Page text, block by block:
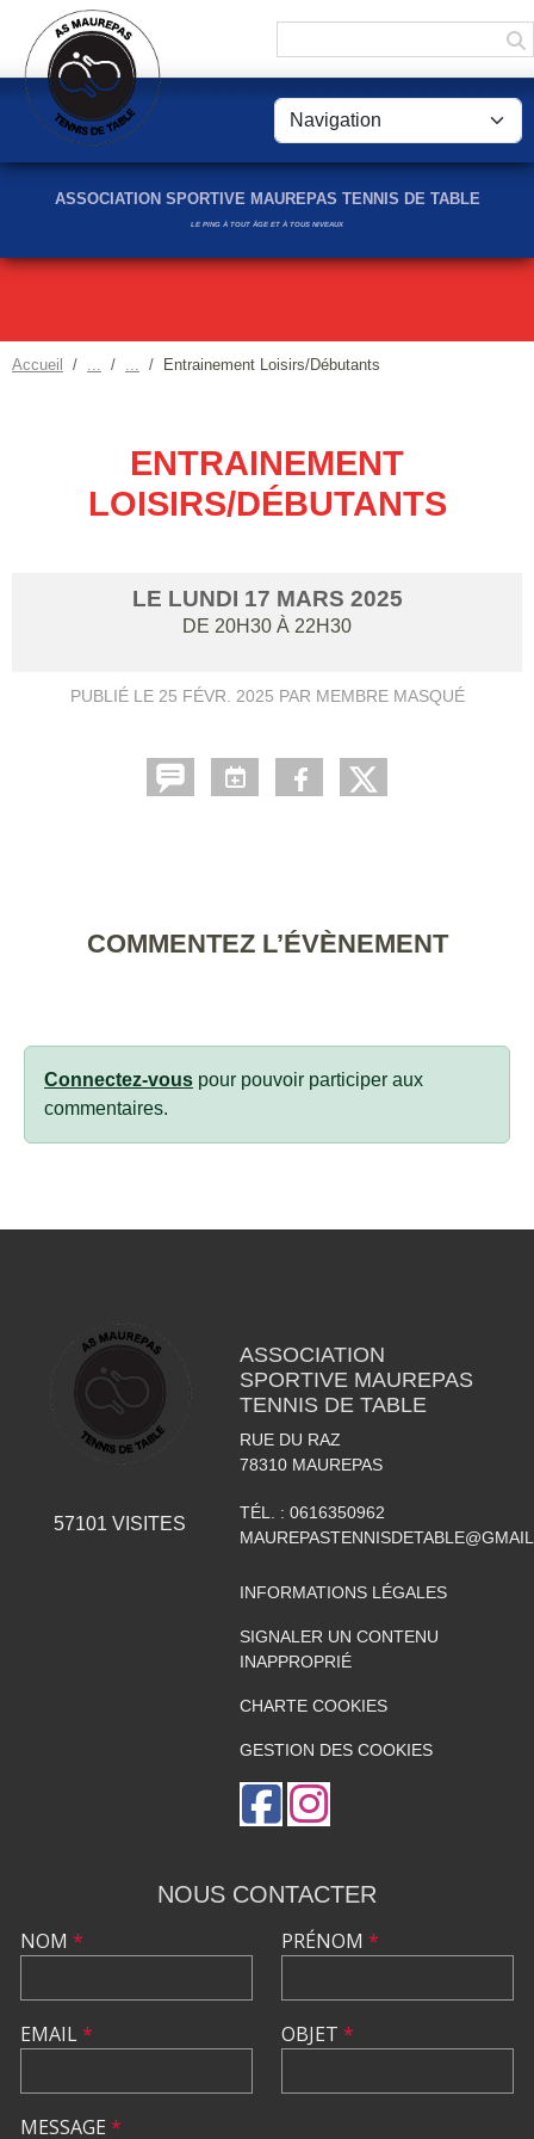
ASSOCIATION SPORTIVE MAUREPAS TENNIS DE TABLE
LE PING À TOUT ÂGE ET À TOUS NIVEAUX
Accueil Entrainement Loisirs/Débutants
ENTRAINEMENT
LOISIRS/DÉBUTANTS
LE LUNDI 17 MARS 2025
DE 20H30 À 22H30
PUBLIÉ LE 25 FÉVR. 2025 PAR MEMBRE MASQUÉ
COMMENTEZ L’ÉVÈNEMENT
Connectez-vous pour pouvoir participer aux
commentaires.
57101 VISITES
ASSOCIATION
SPORTIVE MAUREPAS
TENNIS DE TABLE
RUE DU RAZ
78310 MAUREPAS
TÉL. : 0616350962
INFORMATIONS LÉGALES
SIGNALER UN CONTENU
INAPPROPRIÉ
CHARTE COOKIES
GESTION DES COOKIES
NOUS CONTACTER
NOM *
EMAIL*
PRÉNOM *
OBJET *
MESSAGE *
Panneau de gestion des cookies